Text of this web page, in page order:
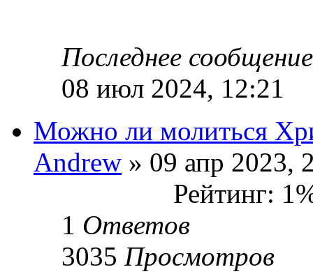
Последнее
08 июл 2024, 12:21
Можно ли молиться
Andrew » 09 апр 2023,
Рейтинг:
1 Ответов
3035 Просмотров